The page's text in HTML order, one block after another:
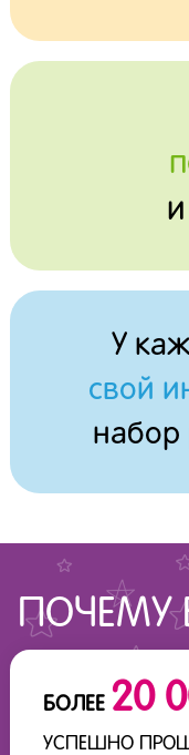
У
свой
набор
ПОЧЕМУ
БОЛЕЕ 20
УСПЕШНО